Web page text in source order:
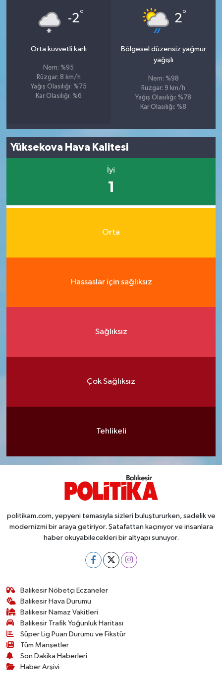
-2°
Orta kuvvetli karlı
Nem: %95
Rüzgar: 8 km/h
Yağış Olasılığı: %75
Kar Olasılığı: %6
2°
Bölgesel düzensiz yağmur
yağışlı
Nem: %98
Rüzgar: 9 km/h
Yağış Olasılığı: %78
Kar Olasılığı: %8
Yüksekova Hava Kalitesi
İyi
1
Orta
Hassaslar için sağlıksız
Sağlıksız
Çok Sağlıksız
Tehlikeli
politikam.com, yepyeni temasıyla sizleri buluştururken, sadelik ve
modernizmi bir araya getiriyor. Şatafattan kaçınıyor ve insanlara
haber okuyabilecekleri bir altyapı sunuyor.
Balıkesir Nöbetçi Eczaneler
Balıkesir Hava Durumu
Balıkesir Namaz Vakitleri
Balıkesir Trafik Yoğunluk Haritası
Süper Lig Puan Durumu ve Fikstür
Tüm Manşetler
Son Dakika Haberleri
Haber Arşivi